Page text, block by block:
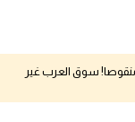
سوق العرب غير